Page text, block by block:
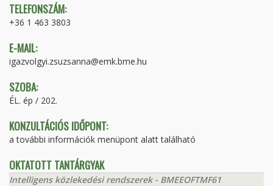
TELEFONSZÁM:
+36 1 463 3803
E-MAIL:
igazvolgyi.zsuzsanna@emk.bme.hu
SZOBA:
ÉL. ép / 202.
KONZULTÁCIÓS IDŐPONT:
a további információk menüpont alatt található
OKTATOTT TANTÁRGYAK
Intelligens közlekedési rendszerek - BMEEOFTMF61